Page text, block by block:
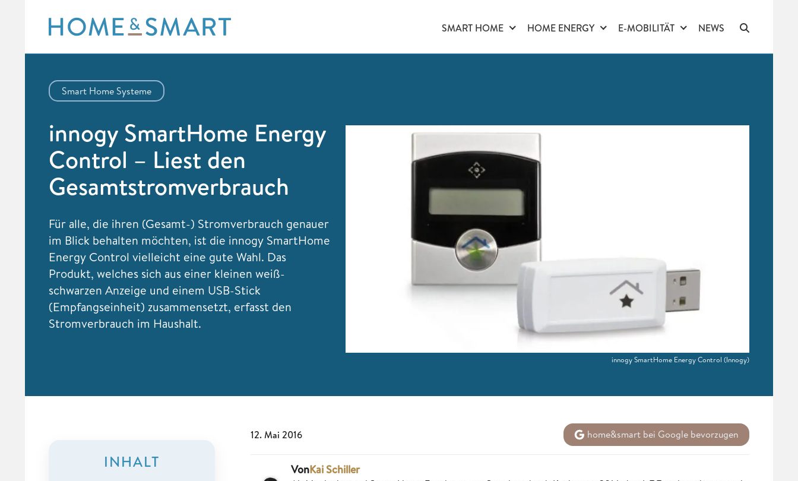
content
SMART HOME HOME ENERGY E-MOBILITÄT NEWS
Smart Home Systeme
innogy SmartHome Energy
Control – Liest den
Gesamtstromverbrauch
Für alle, die ihren (Gesamt-) Stromverbrauch genauer
im Blick behalten möchten, ist die innogy SmartHome
Energy Control vielleicht eine gute Wahl. Das
Produkt, welches sich aus einer kleinen weiß-
schwarzen Anzeige und einem USB-Stick
(Empfangseinheit) zusammensetzt, erfasst den
Stromverbrauch im Haushalt.
innogy SmartHome Energy Control (Innogy)
INHALT
12. Mai 2016 home&smart bei Google bevorzugen
VonKai Schiller